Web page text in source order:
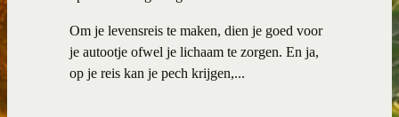
Om je levensreis te maken, dien je goed voor
je autootje ofwel je lichaam te zorgen. En ja,
op je reis kan je pech krijgen,...